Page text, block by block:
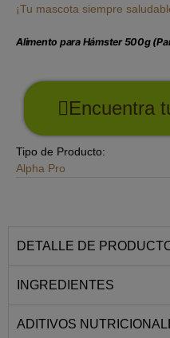
¡Tu mascota siempre
Alimento para Hámster 500g
Encuentra
Tipo de Producto:
Alpha Pro
DETALLE DE
INGREDIENTES
ADITIVOS